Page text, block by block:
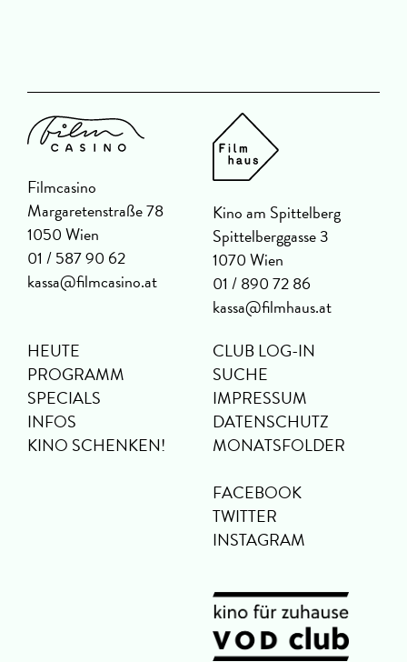
Filmcasino
Margaretenstraße 78
1050 Wien
01 / 587 90 62
kassa@filmcasino.at
Kino am Spittelberg
Spittelberggasse 3
1070 Wien
01 / 890 72 86
kassa@filmhaus.at
HEUTE
PROGRAMM
SPECIALS
INFOS
KINO SCHENKEN!
CLUB LOG-IN
SUCHE
IMPRESSUM
DATENSCHUTZ
MONATSFOLDER
FACEBOOK
TWITTER
INSTAGRAM